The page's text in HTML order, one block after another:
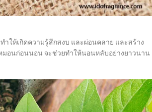
ำให้เกิดความรู้สึกสงบ และผ่อนคลาย และสร้าง
มอนก่อนนอน จะช่วยทำให้นอนหลับอย่างยาวนาน